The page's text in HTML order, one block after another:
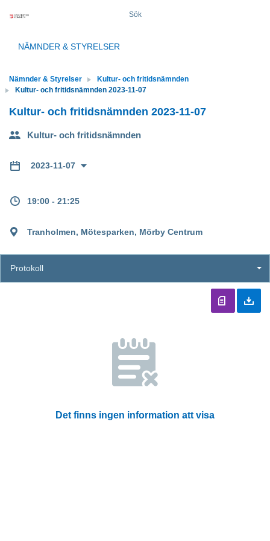
Sök
NÄMNDER & STYRELSER
Nämnder & Styrelser
Kultur- och fritidsnämnden
Kultur- och fritidsnämnden 2023-11-07
Kultur- och fritidsnämnden 2023-11-07
Kultur- och fritidsnämnden
2023-11-07
19:00 - 21:25
Tranholmen, Mötesparken, Mörby Centrum
Protokoll
Det finns ingen information att visa